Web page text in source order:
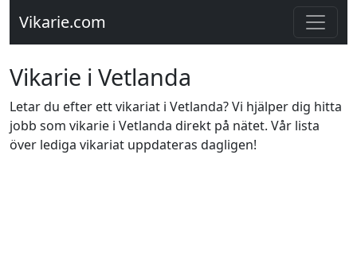
Vikarie.com
Vikarie i Vetlanda
Letar du efter ett vikariat i Vetlanda? Vi hjälper dig hitta
jobb som vikarie i Vetlanda direkt på nätet. Vår lista
över lediga vikariat uppdateras dagligen!